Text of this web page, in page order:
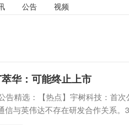
公告 视频
萃华：可能终止上市
告精选：【热点】宇树科技：首
信与英伟达不存在研发合作关系。